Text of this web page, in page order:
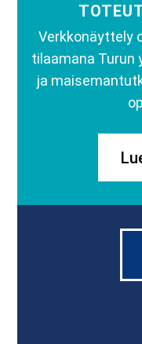
Verkkonäyttely
tilaamana Turun
ja